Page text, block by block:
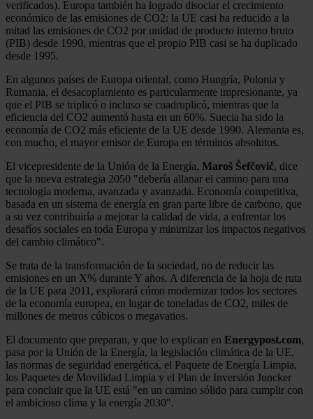
verificados). Europa también ha logrado disociar el crecimiento
económico de las emisiones de CO2: la UE casi ha reducido a la
mitad las emisiones de CO2 por unidad de producto interno bruto
(PIB) desde 1990, mientras que el propio PIB casi se ha duplicado
desde 1995.
En algunos países de Europa oriental, como Hungría, Polonia y
Rumania, el desacoplamiento es particularmente impresionante, ya
que el PIB se triplicó o incluso se cuadruplicó, mientras que la
eficiencia del CO2 aumentó hasta en un 60%. Suecia ha sido la
economía de CO2 más eficiente de la UE desde 1990. Alemania es,
con mucho, el mayor emisor de Europa en términos absolutos.
El vicepresidente de la Unión de la Energía, Maroš Šefčovič, dice
que la nueva estrategia 2050 "debería allanar el camino para una
tecnología moderna, avanzada y avanzada. Economía competitiva,
basada en un sistema de energía en gran parte libre de carbono, que
a su vez contribuiría a mejorar la calidad de vida, a enfrentar los
desafíos sociales en toda Europa y minimizar los impactos negativos
del cambio climático".
Se trata de la transformación de la sociedad, no de reducir las
emisiones en un X% durante Y años. A diferencia de la hoja de ruta
de la UE para 2011, explorará cómo modernizar todos los sectores
de la economía europea, en lugar de toneladas de CO2, miles de
millones de metros cúbicos o megavatios.
El documento que preparan, y que lo explican en Energypost.com,
pasa por la Unión de la Energía, la legislación climática de la UE,
las normas de seguridad energética, el Paquete de Energía Limpia,
los Paquetes de Movilidad Limpia y el Plan de Inversión Juncker
para concluir que la UE está "en un camino sólido para cumplir con
el ambicioso clima y la energía 2030".